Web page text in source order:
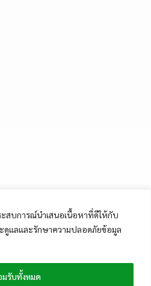
สบการณ์นำเสนอเนื้อหาที่ดีให้กับ
ดูแลและรักษาความปลอดภัยข้อมูล
มรับทั้งหมด